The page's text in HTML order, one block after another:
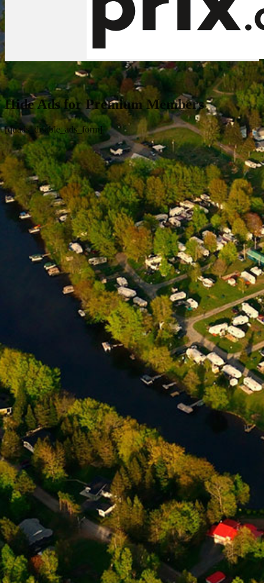
Hide Ads for Premium Members
[quads_disable_ads_form]